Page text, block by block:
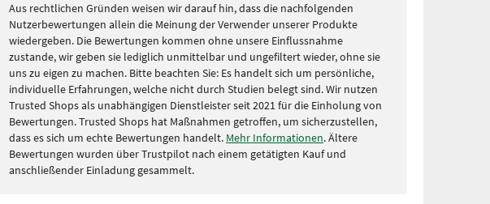
Aus rechtlichen Gründen weisen wir darauf hin, dass die nachfolgenden
Nutzerbewertungen allein die Meinung der Verwender unserer Produkte
wiedergeben. Die Bewertungen kommen ohne unsere Einflussnahme
zustande, wir geben sie lediglich unmittelbar und ungefiltert wieder, ohne sie
uns zu eigen zu machen. Bitte beachten Sie: Es handelt sich um persönliche,
individuelle Erfahrungen, welche nicht durch Studien belegt sind. Wir nutzen
Trusted Shops als unabhängigen Dienstleister seit 2021 für die Einholung von
Bewertungen. Trusted Shops hat Maßnahmen getroffen, um sicherzustellen,
dass es sich um echte Bewertungen handelt. Mehr Informationen. Ältere
Bewertungen wurden über Trustpilot nach einem getätigten Kauf und
anschließender Einladung gesammelt.